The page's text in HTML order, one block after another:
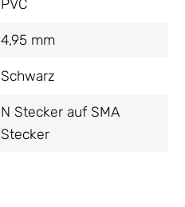
PVC
4,95 mm
Schwarz
N Stecker auf SMA
Stecker